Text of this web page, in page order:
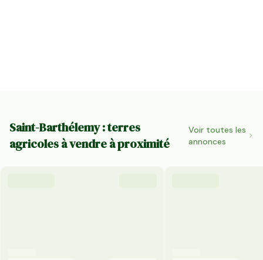
Saint-Barthélemy : terres
agricoles à vendre à proximité
Voir toutes les
annonces